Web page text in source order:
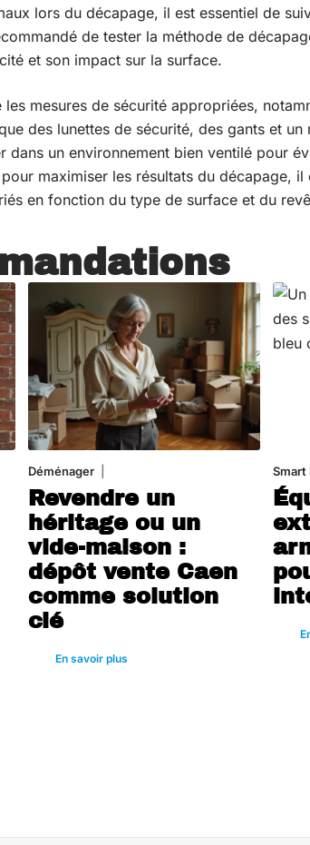
lors du décapage, il est essentiel de
de tester la méthode de
et son impact sur la surface.
mesures de sécurité appropriées,
des lunettes de sécurité, des gants et un
un environnement bien ventilé pour
maximiser les résultats du décapage,
en fonction du type de surface et du
Déménager
Revendre un
héritage ou un
vide-maison :
dépôt vente Caen
comme solution
clé
En savoir plus
Smart